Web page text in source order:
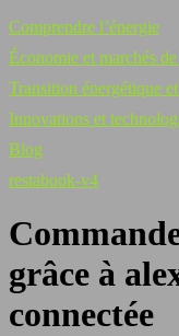
Comprendre l’énergie
Économie et marchés
Transition énergétique
Innovations et
Blog
restabook-v4
grâce à
connectée